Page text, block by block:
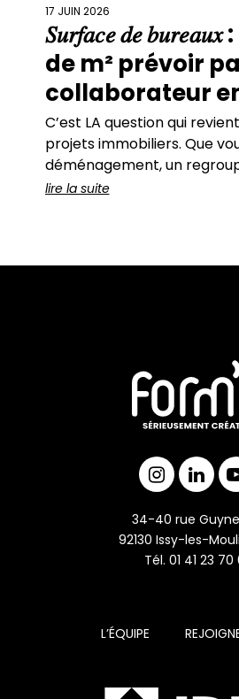
17 JUIN 2026
𝑆𝑢𝑟𝑓𝑎𝑐𝑒 𝑑𝑒
de m² prévoir
collaborateur
C’est LA question qui
projets immobiliers. Que
déménagement, un
une renégociation de bail
lire la suite
34-40 rue
92130 Issy-les-
Tél. 01 41 23 70
L’ÉQUIPE